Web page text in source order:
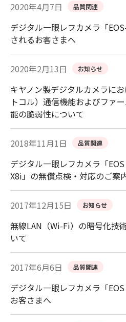
2020年4月7日 品質関連
デジタル一眼レフカメラ「
されるお客さまへ
2020年2月13日 お知らせ
キヤノン製デジタルカメラに
トコル）通信機能およびファ
能の脆弱性について
2018年11月1日 品質関連
デジタル一眼レフカメラ「
X8i」の無償点検・対応のご案
2017年12月15日 お知らせ
無線LAN（Wi-Fi）の暗号化技
いて
2017年6月6日 品質関連
デジタル一眼レフカメラ「
お客さまへ